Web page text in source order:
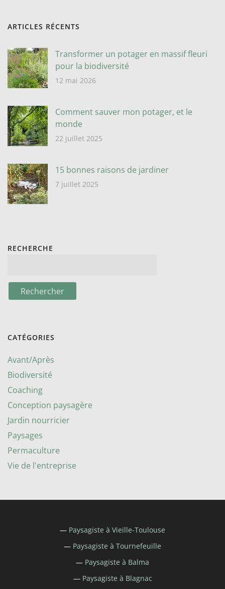
ARTICLES RÉCENTS
Transformer un potager en massif fleuri
pour la biodiversité
12 mai 2026
Comment sauver mon potager, et le
monde
22 juillet 2025
15 bonnes raisons de jardiner
7 juillet 2025
RECHERCHE
CATÉGORIES
Avant/Après
Biodiversité
Coaching
Conception paysagère
Jardin nourricier
Paysages
Permaculture
Vie de l'entreprise
— Paysagiste à Vieille-Toulouse
— Paysagiste à Tournefeuille
— Paysagiste à Balma
— Paysagiste à Blagnac